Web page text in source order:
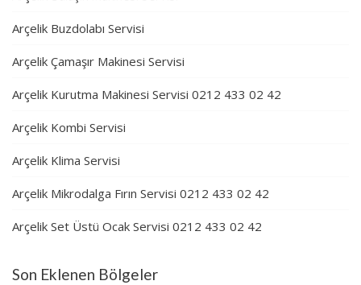
Arçelik Buzdolabı Servisi
Arçelik Çamaşır Makinesi Servisi
Arçelik Kurutma Makinesi Servisi 0212 433 02 42
Arçelik Kombi Servisi
Arçelik Klima Servisi
Arçelik Mikrodalga Fırın Servisi 0212 433 02 42
Arçelik Set Üstü Ocak Servisi 0212 433 02 42
Son Eklenen Bölgeler